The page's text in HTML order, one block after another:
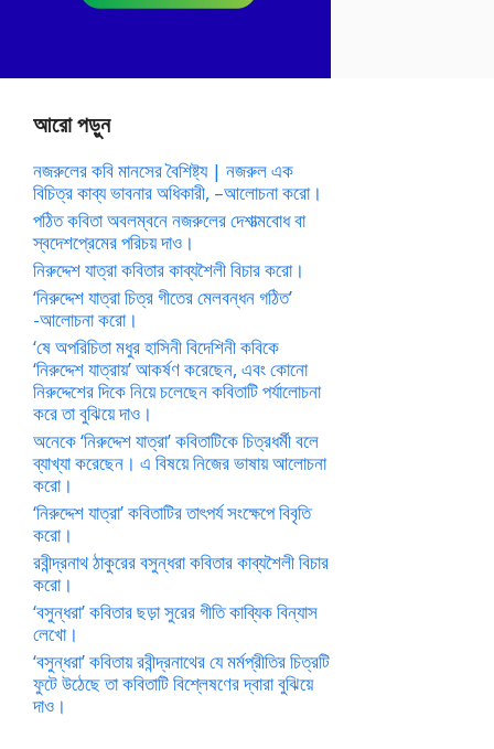
আরো পড়ুন
নজরুলের কবি মানসের বৈশিষ্ট্য | নজরুল এক
বিচিত্র কাব্য ভাবনার অধিকারী, –আলোচনা করো।
পঠিত কবিতা অবলম্বনে নজরুলের দেশাত্মবোধ বা
স্বদেশপ্রেমের পরিচয় দাও।
নিরুদ্দেশ যাত্রা কবিতার কাব্যশৈলী বিচার করো।
‘নিরুদ্দেশ যাত্রা চিত্র গীতের মেলবন্ধন গঠিত’
-আলোচনা করো।
‘ষে অপরিচিতা মধুর হাসিনী বিদেশিনী কবিকে
‘নিরুদ্দেশ যাত্রায়’ আকর্ষণ করেছেন, এবং কোনো
নিরুদ্দেশের দিকে নিয়ে চলেছেন কবিতাটি পর্যালোচনা
করে তা বুঝিয়ে দাও।
অনেকে ‘নিরুদ্দেশ যাত্রা’ কবিতাটিকে চিত্রধর্মী বলে
ব্যাখ্যা করেছেন। এ বিষয়ে নিজের ভাষায় আলোচনা
করো।
‘নিরুদ্দেশ যাত্রা’ কবিতাটির তাৎপর্য সংক্ষেপে বিবৃতি
করো।
রবীন্দ্রনাথ ঠাকুরের বসুন্ধরা কবিতার কাব্যশৈলী বিচার
করো।
‘বসুন্ধরা’ কবিতার ছড়া সুরের গীতি কাব্যিক বিন্যাস
লেখো।
‘বসুন্ধরা’ কবিতায় রবীন্দ্রনাথের যে মর্মপ্রীতির চিত্রটি
ফুটে উঠেছে তা কবিতাটি বিশ্লেষণের দ্বারা বুঝিয়ে
দাও।